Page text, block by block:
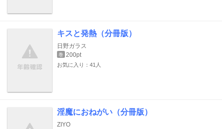
キスと発熱（分冊版）
日野ガラス
巻 200pt
お気に入り：41人
淫魔におねがい（分冊版）
ZIYO